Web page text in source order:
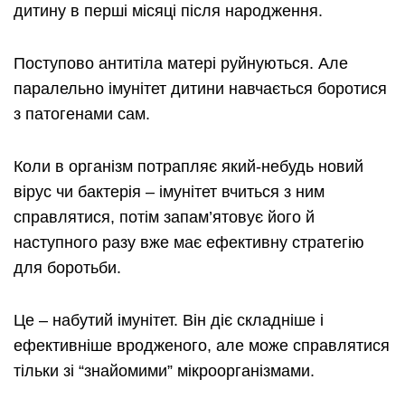
дитину в перші місяці після народження.
Поступово антитіла матері руйнуються. Але
паралельно імунітет дитини навчається боротися
з патогенами сам.
Коли в організм потрапляє який-небудь новий
вірус чи бактерія – імунітет вчиться з ним
справлятися, потім запам’ятовує його й
наступного разу вже має ефективну стратегію
для боротьби.
Це – набутий імунітет. Він діє складніше і
ефективніше вродженого, але може справлятися
тільки зі “знайомими” мікроорганізмами.